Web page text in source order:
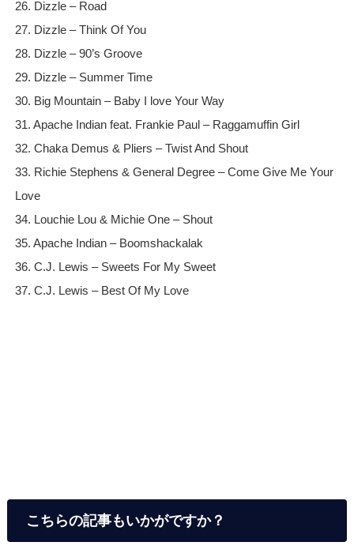
26. Dizzle – Road
27. Dizzle – Think Of You
28. Dizzle – 90’s Groove
29. Dizzle – Summer Time
30. Big Mountain – Baby I love Your Way
31. Apache Indian feat. Frankie Paul – Raggamuffin Girl
32. Chaka Demus & Pliers – Twist And Shout
33. Richie Stephens & General Degree – Come Give Me Your
Love
34. Louchie Lou & Michie One – Shout
35. Apache Indian – Boomshackalak
36. C.J. Lewis – Sweets For My Sweet
37. C.J. Lewis – Best Of My Love
こちらの記事もいかがですか？